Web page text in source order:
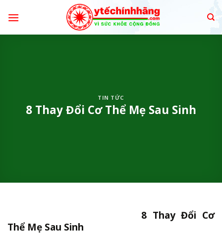
TIN TỨC
8 Thay Đổi Cơ Thể Mẹ Sau Sinh
8 Thay Đổi Cơ
Thể Mẹ Sau Sinh